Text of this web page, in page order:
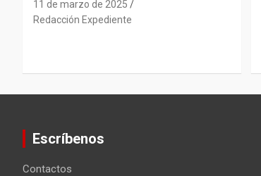
11 de marzo de 2025
Redacción Expediente
Escríbenos
Contactos